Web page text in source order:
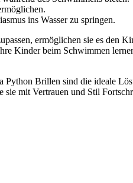
ins Wasser zu springen.
ermöglichen sie es den
Kinder beim Schwimmen
Brillen sind die ideale
sie mit Vertrauen und Stil